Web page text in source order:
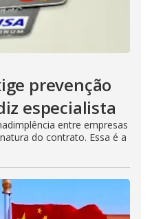
prevenção
especialista
entre empresas
do contrato. Essa é a